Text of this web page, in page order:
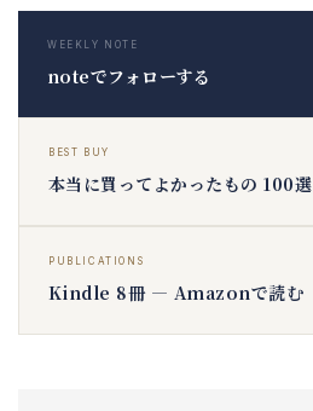
WEEKLY NOTE
noteでフォローする
BEST BUY
本当に買ってよかったもの 100選
PUBLICATIONS
Kindle 8冊 — Amazonで読む